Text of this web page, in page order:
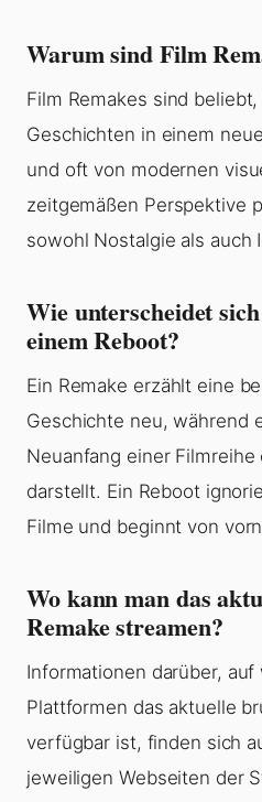
Warum sind Film
Film Remakes sind
Geschichten in einem
und oft von modernen
zeitgemäßen Perspektive
sowohl Nostalgie als auch
Wie unterscheidet
einem Reboot?
Ein Remake erzählt eine
Geschichte neu, während
Neuanfang einer
darstellt. Ein Reboot
Filme und beginnt von
Wo kann man das
Remake streamen?
Informationen darüber,
Plattformen das aktuelle
verfügbar ist, finden sich
jeweiligen Webseiten der